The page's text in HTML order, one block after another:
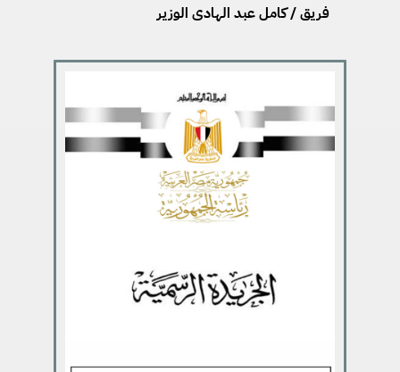
فريق / كامل عبد الهادى الوزير